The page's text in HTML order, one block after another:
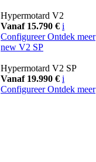
Hypermotard V2
Vanaf 15.790 € i
Configureer Ontdek meer
new V2 SP
Hypermotard V2 SP
Vanaf 19.990 € i
Configureer Ontdek meer